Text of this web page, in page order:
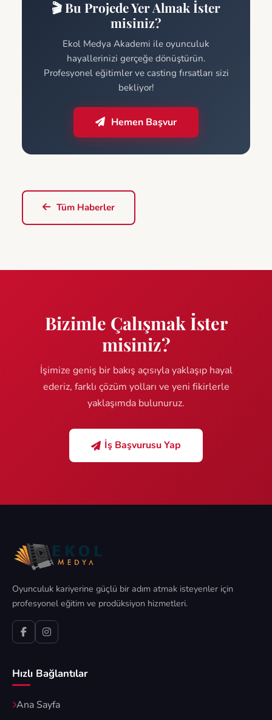
🎬 Bu Projede Yer Almak İster
misiniz?
Ekol Medya Akademi ile oyunculuk
hayallerinizi gerçeğe dönüştürün.
Profesyonel eğitimler ve casting fırsatları sizi
bekliyor!
Hemen Başvur
Tüm Haberler
Bizimle Çalışmak İster
misiniz?
İşimize geniş bir bakış açısıyla yaklaşıp hayal
ederiz, farklı çözüm yolları ve yeni fikirlerle
yaklaşımda bulunuruz.
İş Başvurusu Yap
Oyunculuk kariyerine güçlü bir adım atmak isteyenler için
profesyonel eğitim ve prodüksiyon hizmetleri.
Hızlı Bağlantılar
Ana Sayfa